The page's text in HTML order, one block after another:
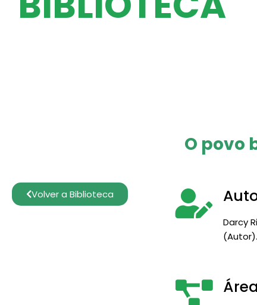
O povo
Volver a Biblioteca
Darcy
(Autor).
Área